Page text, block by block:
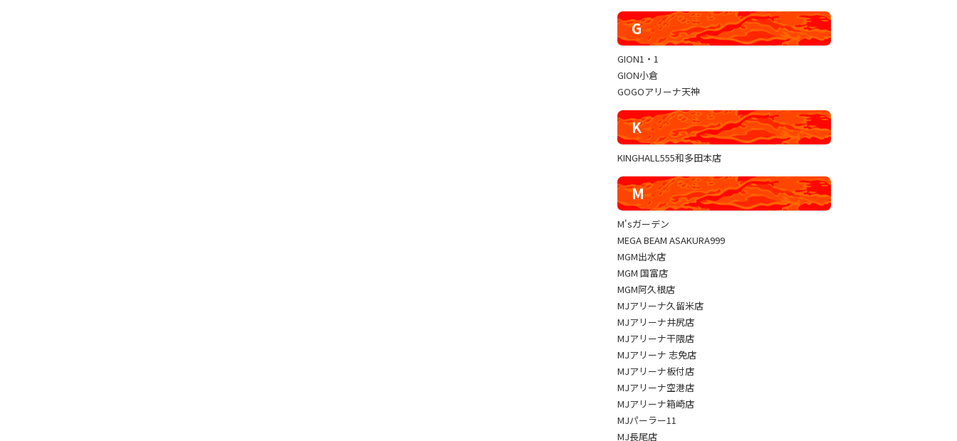
G
GION1・1
GION小倉
GOGOアリーナ天神
K
KINGHALL555和多田本店
M
M'sガーデン
MEGA BEAM ASAKURA999
MGM出水店
MGM 国富店
MGM阿久根店
MJアリーナ久留米店
MJアリーナ井尻店
MJアリーナ干隈店
MJアリーナ 志免店
MJアリーナ板付店
MJアリーナ空港店
MJアリーナ箱崎店
MJパーラー11
MJ長尾店